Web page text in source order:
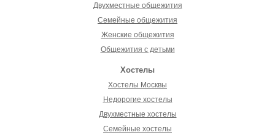
Двухместные общежития
Семейные общежития
Женские общежития
Общежития с детьми
Хостелы
Хостелы Москвы
Недорогие хостелы
Двухместные хостелы
Семейные хостелы